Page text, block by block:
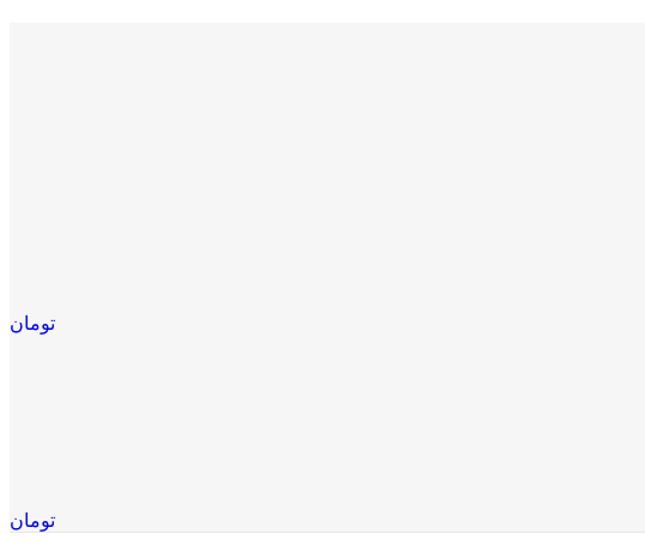
تومان
تومان